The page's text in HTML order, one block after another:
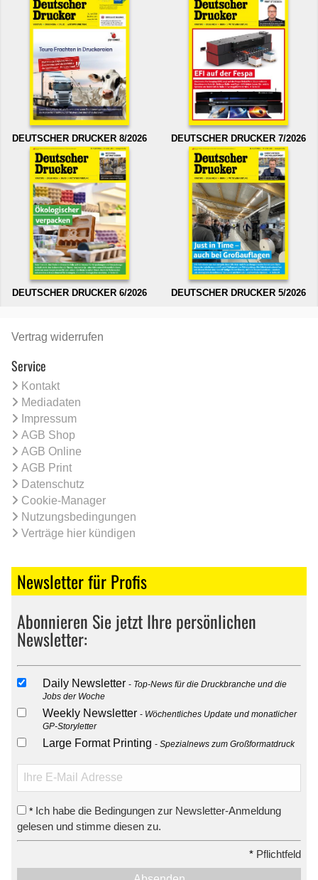
DEUTSCHER DRUCKER 8/2026 DEUTSCHER DRUCKER 7/2026
DEUTSCHER DRUCKER 6/2026 DEUTSCHER DRUCKER 5/2026
Vertrag widerrufen
Service
Kontakt
Mediadaten
Impressum
AGB Shop
AGB Online
AGB Print
Datenschutz
Cookie-Manager
Nutzungsbedingungen
Verträge hier kündigen
Newsletter für Profis
Abonnieren Sie jetzt Ihre persönlichen
Newsletter:
Daily Newsletter
Top-News für die Druckbranche und die
Jobs der Woche
Weekly Newsletter
Wöchentliches Update und monatlicher
GP-Storyletter
Large Format Printing Spezialnews zum Großformatdruck
* Ich habe die Bedingungen zur Newsletter-Anmeldung
gelesen und stimme diesen zu.
* Pflichtfeld